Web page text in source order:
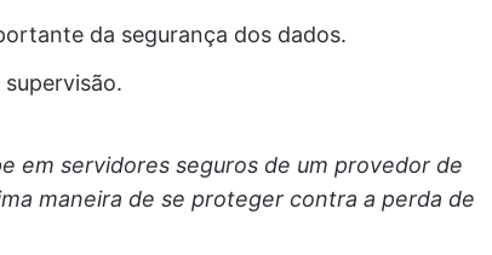
da segurança dos dados.
em servidores seguros de um provedor de
maneira de se proteger contra a perda de